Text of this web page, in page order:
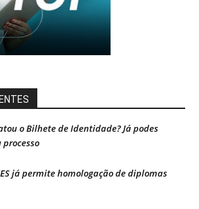
o Bilhete de Identidade? Já podes
processo
já permite homologação de diplomas